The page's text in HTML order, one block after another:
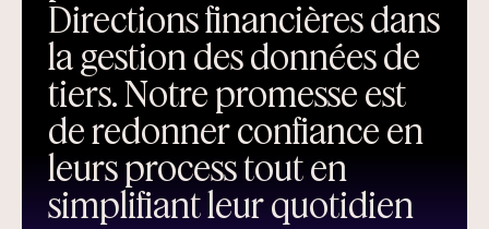
Directions financières dans
la gestion des données de
tiers. Notre promesse est
de redonner confiance en
leurs process tout en
simplifiant leur quotidien